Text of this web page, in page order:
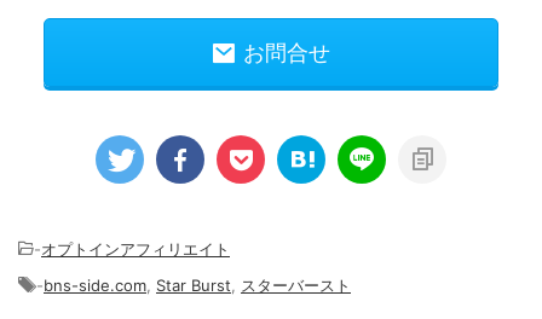
お問合せ
-オプトインアフィリエイト
-bns-side.com, Star Burst, スターバースト